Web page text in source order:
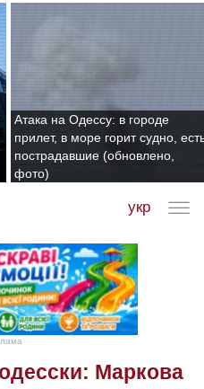
Атака на Одессу: в городе
прилет, в море горит судно,
пострадавшие (обновлено,
фото)
укр
Маркова